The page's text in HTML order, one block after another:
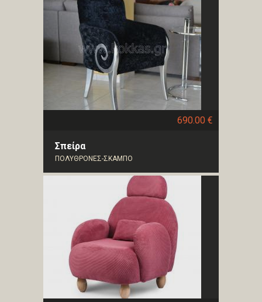
690.00 €
Σπείρα
ΠΟΛΥΘΡΟΝΕΣ-ΣΚΑΜΠΟ